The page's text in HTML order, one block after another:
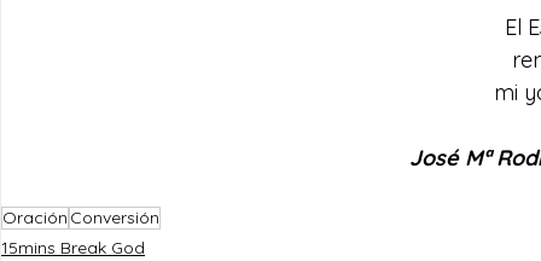
El
mi
José Mª
Oración Conversión
15mins Break God